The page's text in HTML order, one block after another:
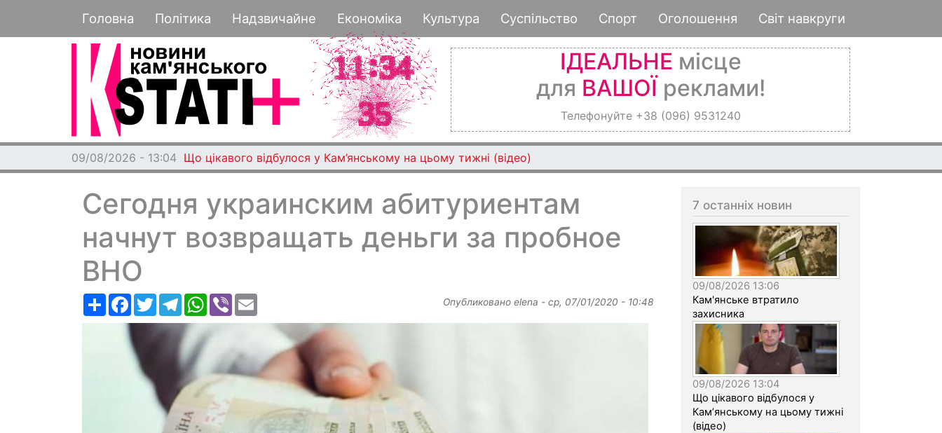
к
основному
Основная навигация
Головна Політика Надзвичайне Економіка Культура Суспільство Спорт Оголошення Світ навкруги
ІДЕАЛЬНЕ місце
для ВАШОЇ реклами!
Телефонуйте +38 (096) 9531240
09/08/2026 - 13:04 Що цікавого відбулося у Кам’янському на цьому тижні (відео)
Сегодня украинским абитуриентам
начнут возвращать деньги за пробное
ВНО
РесурсFacebook
TwitterTelegramWhatsApp
Viber Опубликовано elena - ср, 07/01/2020 - 10:48
7 останніх новин
09/08/2026 13:06
Кам'янське втратило
захисника
09/08/2026 13:04
Що цікавого відбулося у
Кам’янському на цьому тижні
(відео)